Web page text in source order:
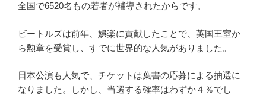
全国で6520名もの若者が補導されたからです。
ビートルズは前年、娯楽に貢献したことで、英国王室か
ら勲章を受賞し、すでに世界的な人気がありました。
日本公演も人気で、チケットは葉書の応募による抽選に
なりました。しかし、当選する確率はわずか４％でし